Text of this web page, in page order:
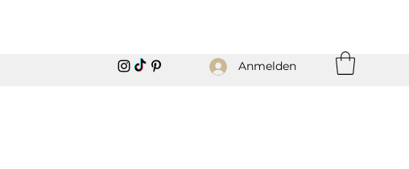
Anmelden